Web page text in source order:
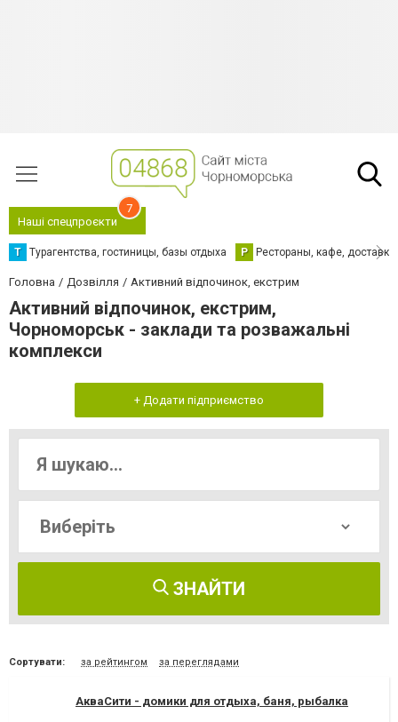
Наші спецпроєкти
7
Т Турагентства, гостиницы, базы отдыха Р Рестораны, кафе,
Головна Дозвілля Активний відпочинок, екстрим
Активний відпочинок, екстрим,
Чорноморськ - заклади та розважальні
комплекси
+ Додати підприємство
ЗНАЙТИ
Сортувати: за рейтингом за переглядами
АкваСити - домики для отдыха, баня, рыбалка